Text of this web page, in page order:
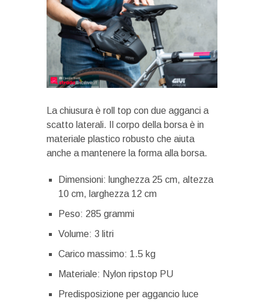
La chiusura è roll top con due agganci a
scatto laterali. Il corpo della borsa è in
materiale plastico robusto che aiuta
anche a mantenere la forma alla borsa.
Dimensioni: lunghezza 25 cm, altezza
10 cm, larghezza 12 cm
Peso: 285 grammi
Volume: 3 litri
Carico massimo: 1.5 kg
Materiale: Nylon ripstop PU
Predisposizione per aggancio luce